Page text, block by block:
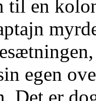
til en
egen
Det er